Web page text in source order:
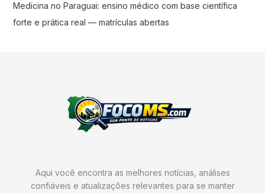
Medicina no Paraguai: ensino médico com base científica
forte e prática real — matrículas abertas
Aqui você encontra as melhores notícias, análises
confiáveis e atualizações relevantes para se manter